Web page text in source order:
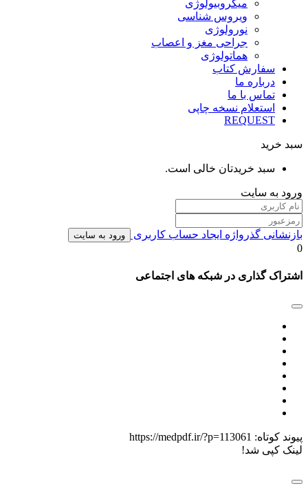
میکروبیولوژی
ویروس شناسی
نورولوژی
جراحی مغز و اعصاب
هماتولوژی
سفارش کتاب
درباره ما
تماس با ما
استعلام نسخه چاپی
REQUEST
سبد خرید
سبد خریدتان خالی است.
ورود به سایت
بازنشانی گذرواژه ایجاد حساب کاربری ورود به سایت
0
اشتراک گذاری در شبکه های اجتماعی
پیوند کوتاه: https://medpdf.ir/?p=113061
لینک کپی شد!